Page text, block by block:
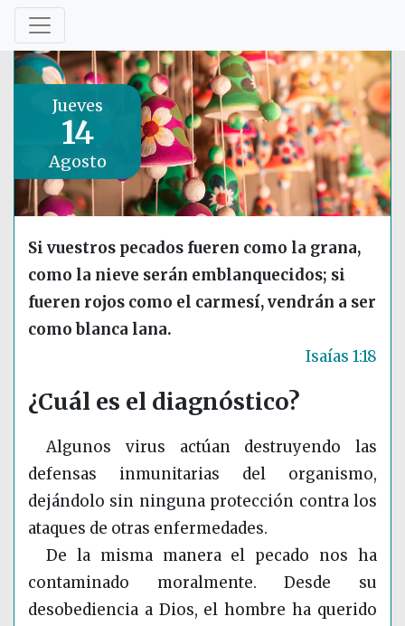
Jueves
14
Agosto
Si vuestros pecados fueren como la grana,
como la nieve serán emblanquecidos; si
fueren rojos como el carmesí, vendrán a ser
como blanca lana.
Isaías 1:18
¿Cuál es el diagnóstico?
Algunos virus actúan destruyendo las
defensas inmunitarias del organismo,
dejándolo sin ninguna protección contra los
ataques de otras enfermedades.
De la misma manera el pecado nos ha
contaminado moralmente. Desde su
desobediencia a Dios, el hombre ha querido